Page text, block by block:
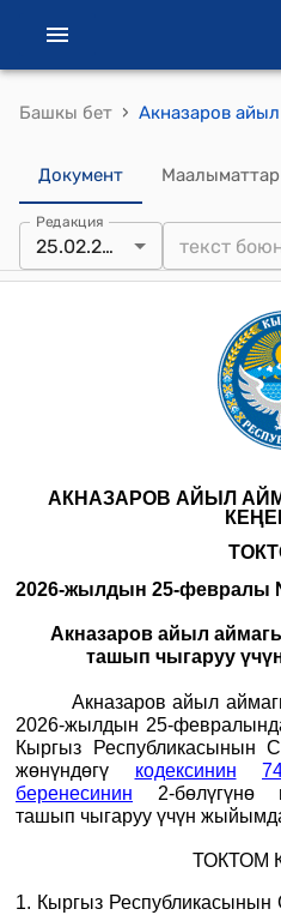
Башкы бет ›
Документ Маалыматтар
Редакция
25.02.2026